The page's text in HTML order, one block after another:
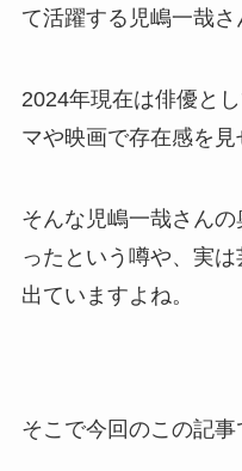
て活躍する児嶋一哉さ
2024年現在は俳優と
マや映画で存在感を見
そんな児嶋一哉さん
ったという噂や、実
出ていますよね。
そこで今回のこの記事